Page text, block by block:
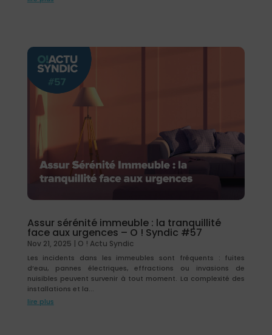
Assur sérénité immeuble : la tranquillité
face aux urgences – O ! Syndic #57
Nov 21, 2025 | O ! Actu Syndic
Les incidents dans les immeubles sont fréquents : fuites
d’eau, pannes électriques, effractions ou invasions de
nuisibles peuvent survenir à tout moment. La complexité des
installations et la...
lire plus